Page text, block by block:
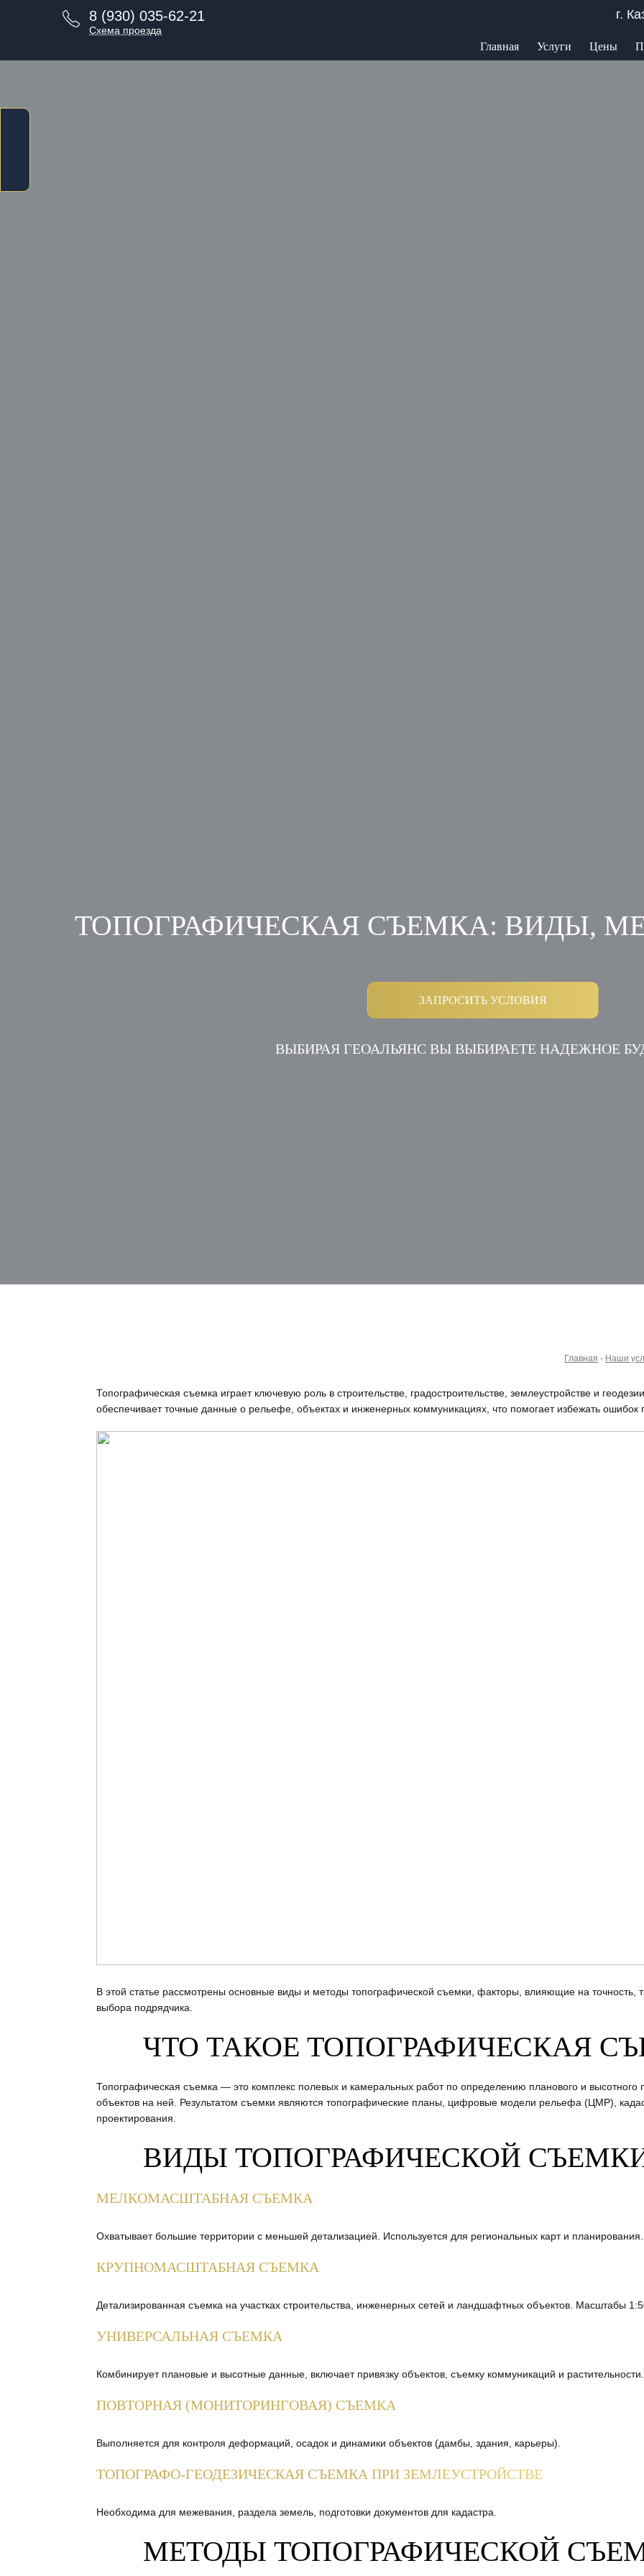
8 (930) 035-62-21
Схема проезда
г.
Главная Услуги Цены
ТОПОГРАФИЧЕСКАЯ СЪЕМКА: ВИДЫ,
ЗАПРОСИТЬ УСЛОВИЯ
ВЫБИРАЯ ГЕОАЛЬЯНС ВЫ ВЫБИРАЕТЕ НАДЕЖНОЕ
Главная - Наши
Топографическая съемка играет ключевую роль в строительстве, градостроительстве, землеустройстве и
обеспечивает точные данные о рельефе, объектах и инженерных коммуникациях, что помогает избежать ошибок
В этой статье рассмотрены основные виды и методы топографической съемки, факторы, влияющие на точность,
выбора подрядчика.
ЧТО ТАКОЕ ТОПОГРАФИЧЕСКАЯ
Топографическая съемка — это комплекс полевых и камеральных работ по определению планового и высотного
объектов на ней. Результатом съемки являются топографические планы, цифровые модели рельефа (ЦМР),
проектирования.
ВИДЫ ТОПОГРАФИЧЕСКОЙ
МЕЛКОМАСШТАБНАЯ СЪЕМКА
Охватывает большие территории с меньшей детализацией. Используется для региональных карт и планирования.
КРУПНОМАСШТАБНАЯ СЪЕМКА
Детализированная съемка на участках строительства, инженерных сетей и ландшафтных объектов. Масштабы
УНИВЕРСАЛЬНАЯ СЪЕМКА
Комбинирует плановые и высотные данные, включает привязку объектов, съемку коммуникаций и растительности.
ПОВТОРНАЯ (МОНИТОРИНГОВАЯ) СЪЕМКА
Выполняется для контроля деформаций, осадок и динамики объектов (дамбы, здания, карьеры).
ТОПОГРАФО-ГЕОДЕЗИЧЕСКАЯ СЪЕМКА ПРИ ЗЕМЛЕУСТРОЙСТВЕ
Необходима для межевания, раздела земель, подготовки документов для кадастра.
МЕТОДЫ ТОПОГРАФИЧЕСКОЙ